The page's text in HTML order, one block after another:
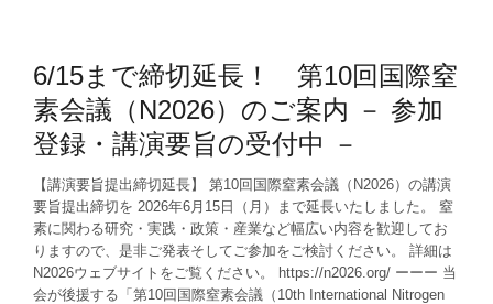
6/15まで締切延長！ 第10回国際窒
素会議（N2026）のご案内 － 参加
登録・講演要旨の受付中 －
【講演要旨提出締切延長】 第10回国際窒素会議（N2026）の講演
要旨提出締切を 2026年6月15日（月）まで延長いたしました。 窒
素に関わる研究・実践・政策・産業など幅広い内容を歓迎してお
りますので、是非ご発表そしてご参加をご検討ください。 詳細は
N2026ウェブサイトをご覧ください。 https://n2026.org/ ーーー 当
会が後援する「第10回国際窒素会議（10th International Nitrogen